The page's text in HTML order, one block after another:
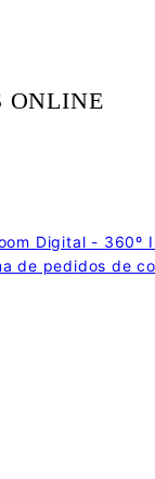
Digital - 360º
de pedidos de
ONLINE